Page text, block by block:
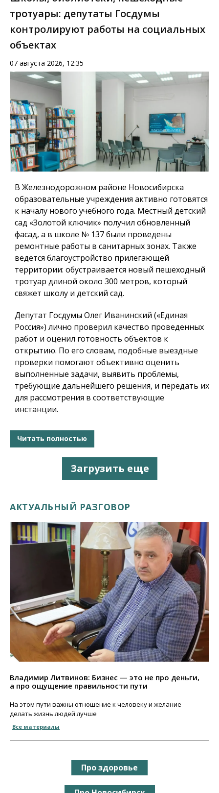
тротуары: депутаты Госдумы
контролируют работы на социальных
объектах
07 августа 2026, 12:35
В Железнодорожном районе Новосибирска
образовательные учреждения активно готовятся
к началу нового учебного года. Местный детский
сад «Золотой ключик» получил обновленный
фасад, а в школе № 137 были проведены
ремонтные работы в санитарных зонах. Также
ведется благоустройство прилегающей
территории: обустраивается новый пешеходный
тротуар длиной около 300 метров, который
свяжет школу и детский сад.
Депутат Госдумы Олег Иванинский («Единая
Россия») лично проверил качество проведенных
работ и оценил готовность объектов к
открытию. По его словам, подобные выездные
проверки помогают объективно оценить
выполненные задачи, выявить проблемы,
требующие дальнейшего решения, и передать их
для рассмотрения в соответствующие
инстанции.
Читать полностью
Загрузить еще
АКТУАЛЬНЫЙ РАЗГОВОР
Владимир Литвинов: Бизнес — это не про деньги,
а про ощущение правильности пути
На этом пути важны отношение к человеку и желание
делать жизнь людей лучше
Все материалы
Про здоровье